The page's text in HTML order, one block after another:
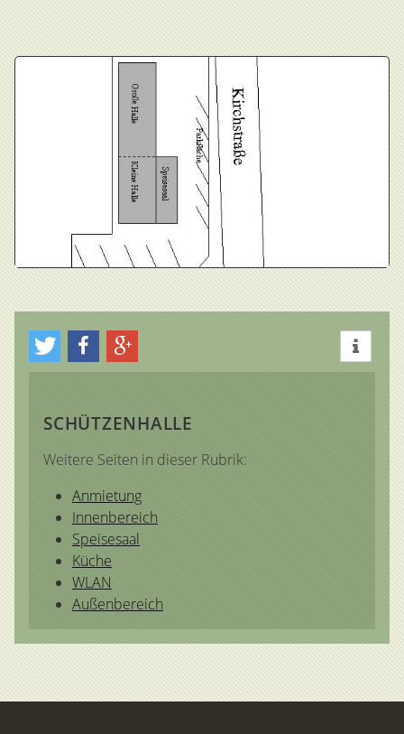
SCHÜTZENHALLE
Weitere Seiten in dieser Rubrik:
Anmietung
Innenbereich
Speisesaal
Küche
WLAN
Außenbereich